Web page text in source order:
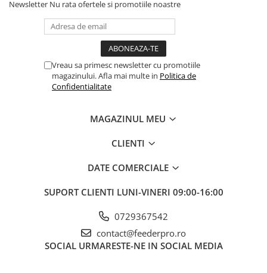
Newsletter Nu rata ofertele si promotiile noastre
Vreau sa primesc newsletter cu promotiile
magazinului. Afla mai multe in Politica de
Confidentialitate
MAGAZINUL MEU
CLIENTI
DATE COMERCIALE
SUPORT CLIENTI LUNI-VINERI 09:00-16:00
0729367542
contact@feederpro.ro
SOCIAL URMARESTE-NE IN SOCIAL MEDIA